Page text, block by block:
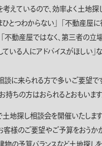
考えているので、効率よく土地探
とつわからない」 「不動産屋に
不動産屋ではなく、第三者の立
いる人にアドバイスがほしい」な
に来られる方で多いご要望で
持ちの方はおられるとおもいます
地探し相談会を開催いたしま
客様のご要望やご予算をおうか